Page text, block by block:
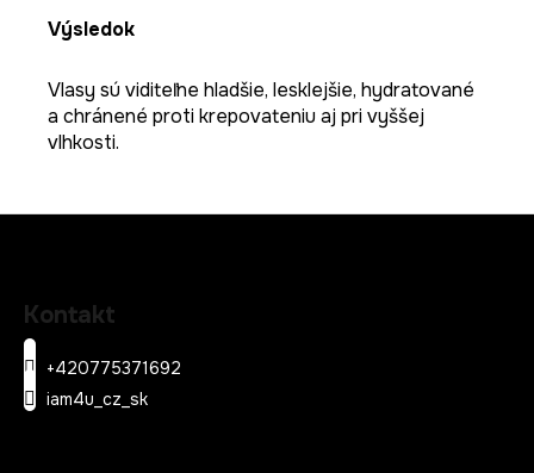
Výsledok
Vlasy sú viditeľne hladšie, lesklejšie, hydratované
a chránené proti krepovateniu aj pri vyššej
vlhkosti.
Kontakt
+420775371692
iam4u_cz_sk